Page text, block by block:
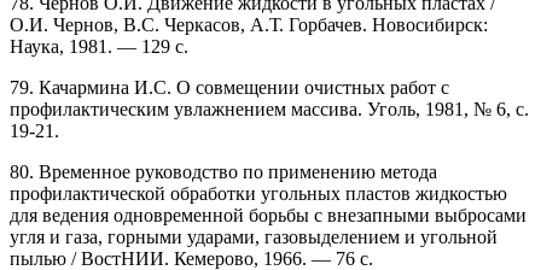
О.И. Чернов, B.C. Черкасов, А.Т. Горбачев. Новосибирск:
Наука, 1981. — 129 с.
79. Качармина И.С. О совмещении очистных работ с
профилактическим увлажнением массива. Уголь, 1981, № 6, с.
19-21.
80. Временное руководство по применению метода
профилактической обработки угольных пластов жидкостью
для ведения одновременной борьбы с внезапными выбросами
угля и газа, горными ударами, газовыделением и угольной
пылью / ВостНИИ. Кемерово, 1966. — 76 с.